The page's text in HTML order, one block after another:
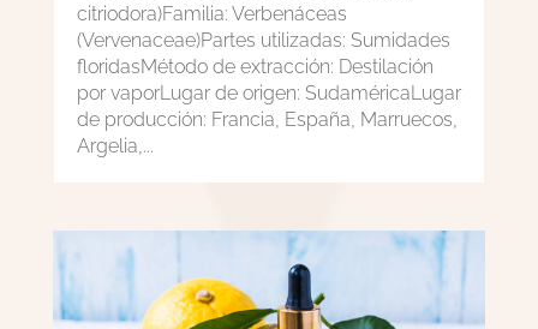
citriodora)Familia: Verbenáceas
(Vervenaceae)Partes utilizadas: Sumidades
floridasMétodo de extracción: Destilación
por vaporLugar de origen: SudaméricaLugar
de producción: Francia, España, Marruecos,
Argelia,...